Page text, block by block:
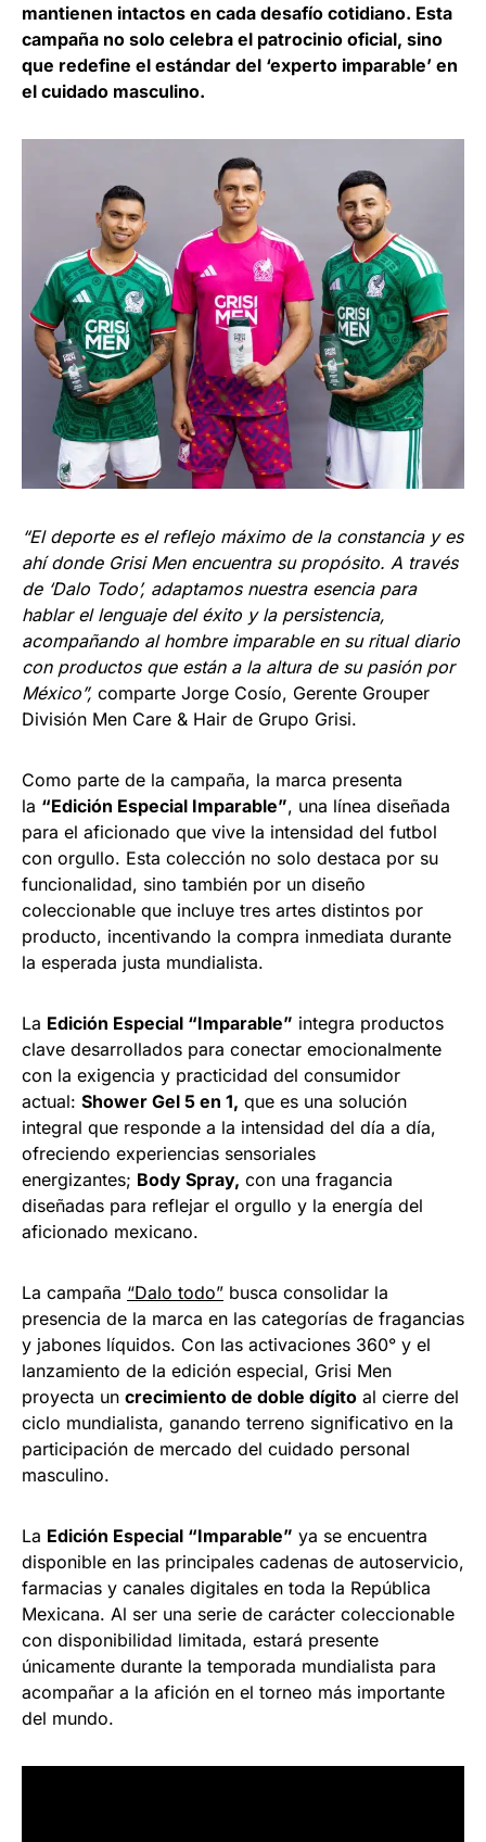
mantienen intactos en cada desafío cotidiano. Esta
campaña no solo celebra el patrocinio oficial, sino
que redefine el estándar del ‘experto imparable’ en
el cuidado masculino.
“El deporte es el reflejo máximo de la constancia y es
ahí donde Grisi Men encuentra su propósito. A través
de ‘Dalo Todo’, adaptamos nuestra esencia para
hablar el lenguaje del éxito y la persistencia,
acompañando al hombre imparable en su ritual diario
con productos que están a la altura de su pasión por
México”, comparte Jorge Cosío, Gerente Grouper
División Men Care & Hair de Grupo Grisi.
Como parte de la campaña, la marca presenta
la “Edición Especial Imparable”, una línea diseñada
para el aficionado que vive la intensidad del futbol
con orgullo. Esta colección no solo destaca por su
funcionalidad, sino también por un diseño
coleccionable que incluye tres artes distintos por
producto, incentivando la compra inmediata durante
la esperada justa mundialista.
La Edición Especial “Imparable” integra productos
clave desarrollados para conectar emocionalmente
con la exigencia y practicidad del consumidor
actual: Shower Gel 5 en 1, que es una solución
integral que responde a la intensidad del día a día,
ofreciendo experiencias sensoriales
energizantes; Body Spray, con una fragancia
diseñadas para reflejar el orgullo y la energía del
aficionado mexicano.
La campaña “Dalo todo” busca consolidar la
presencia de la marca en las categorías de fragancias
y jabones líquidos. Con las activaciones 360° y el
lanzamiento de la edición especial, Grisi Men
proyecta un crecimiento de doble dígito al cierre del
ciclo mundialista, ganando terreno significativo en la
participación de mercado del cuidado personal
masculino.
La Edición Especial “Imparable” ya se encuentra
disponible en las principales cadenas de autoservicio,
farmacias y canales digitales en toda la República
Mexicana. Al ser una serie de carácter coleccionable
con disponibilidad limitada, estará presente
únicamente durante la temporada mundialista para
acompañar a la afición en el torneo más importante
del mundo.